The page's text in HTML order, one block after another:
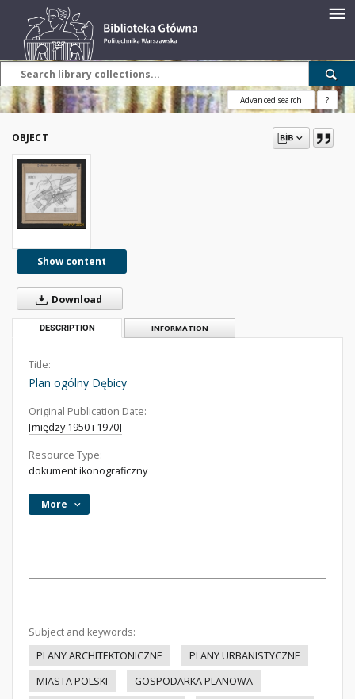
Advanced search ?
OBJECT
Show content
Download
DESCRIPTION INFORMATION
Title:
Plan ogólny Dębicy
Original Publication Date:
[między 1950 i 1970]
Resource Type:
dokument ikonograficzny
More
Subject and keywords:
PLANY ARCHITEKTONICZNE
PLANY URBANISTYCZNE
MIASTA POLSKI
GOSPODARKA PLANOWA